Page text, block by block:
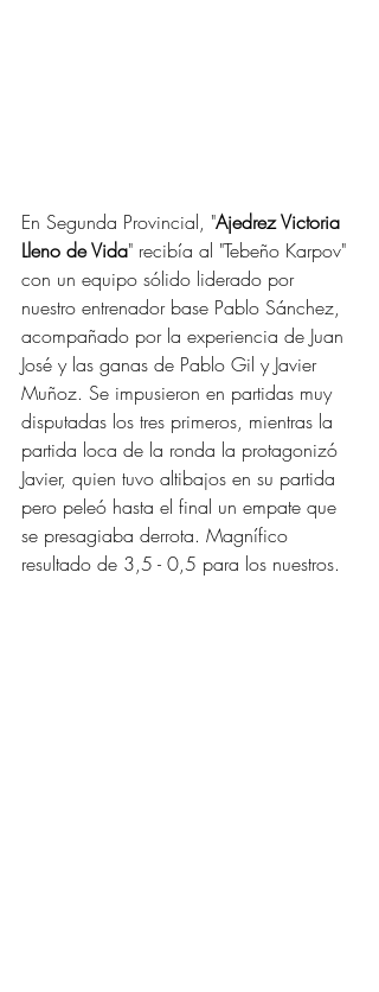
En Segunda Provincial, "Ajedrez Victoria
Lleno de Vida" recibía al "Tebeño Karpov"
con un equipo sólido liderado por
nuestro entrenador base Pablo Sánchez,
acompañado por la experiencia de Juan
José y las ganas de Pablo Gil y Javier
Muñoz. Se impusieron en partidas muy
disputadas los tres primeros, mientras la
partida loca de la ronda la protagonizó
Javier, quien tuvo altibajos en su partida
pero peleó hasta el final un empate que
se presagiaba derrota. Magnífico
resultado de 3,5 - 0,5 para los nuestros.